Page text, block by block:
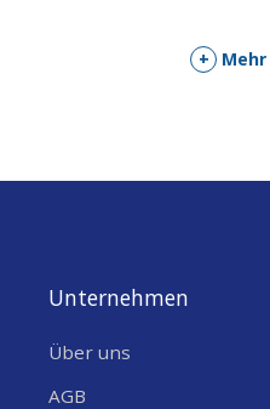
+
Unternehmen
Über uns
AGB